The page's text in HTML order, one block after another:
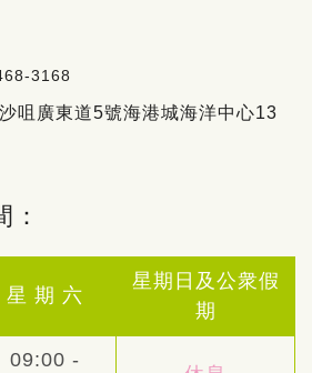
3168
咀廣東道5號海港城海洋中心13
：
星 期 六
星期日及公衆假
期
09:00 -